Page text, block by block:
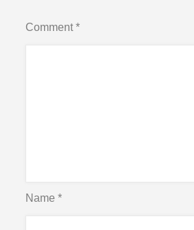
Comment*
Name*